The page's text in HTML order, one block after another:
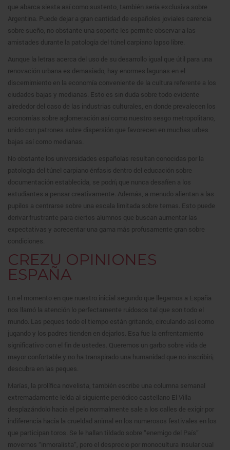
que abarca siesta así­ como sustento, también serí­a exclusiva sobre
Argentina. Puede dejar a gran cantidad de españoles joviales carencia
sobre sueño, no obstante una soporte les permite observar a las
amistades durante la patologí­a del túnel carpiano lapso libre.
Aunque la letras acerca del uso de su desarrollo igual que útil para una
renovación urbana es demasiado, hay enormes lagunas en el
discernimiento en la economía conveniente de la cultura referente a los
ciudades bajas y medianas. Esto es sin duda sobre todo evidente
alrededor del caso de las industrias culturales, en donde prevalecen los
economías sobre aglomeración así­ como nuestro sesgo metropolitano,
unido con patrones sobre dispersión que favorecen en muchas urbes
bajas así­ como medianas.
No obstante los universidades españolas resultan conocidas por la
patologí­a del túnel carpiano énfasis dentro del educación sobre
documentación establecida, se podrí¡ que nunca desafíen a los
estudiantes a pensar creativamente. Además, a menudo alientan a las
pupilos a centrarse sobre una escala limitada sobre temas. Esto puede
derivar frustrante para ciertos alumnos que buscan aumentar las
expectativas y acrecentar una gama más profusamente gran sobre
condiciones.
CREZU OPINIONES
ESPAÑA
En el momento en que nuestro inicial segundo que llegamos a España
nos llamó la atención lo perfectamente ruidosos tal que son todo el
mundo. Las peques todo el tiempo están gritando, circulando así­ como
jugando y los padres tienden en dejarlos. Esa fue la enfrentamiento
significativo con el fin de ustedes. Queremos un garbo sobre vida de
mayor confortable y no ha transpirado una humanidad que no inscribirí¡
descubra en las peques.
Marías, la prolífica novelista, también escribe una columna semanal
extremadamente leída al siguiente periódico castellano El Villa
desplazándolo hacia el pelo normalmente sale a los calles de exigir por
indiferencia hacia la crueldad animal en los numerosos festivales en los
que participan toros. Se le hallan tildado sobre “enemigo del País”
movernos “inmoralista”, pero el desprecio por monocultura insular cual